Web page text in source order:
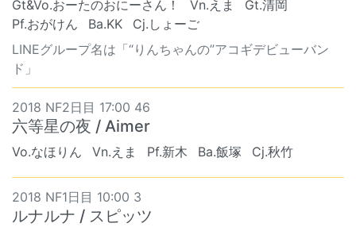
Gt&Vo.おーたのおにーさん！ Vn.えま
Gt.清岡
Pf.おがけん
Ba.KK
Cj.しょーご
LINEグループ名は「“りんちゃんの”アコギデビューバン
ド」
2018 NF2日目 17:00 46
六等星の夜 / Aimer
Vo.なほりん Vn.えま Pf.新木 Ba.飯塚 Cj.秋竹
2018 NF1日目 10:00 3
ルナルナ / スピッツ